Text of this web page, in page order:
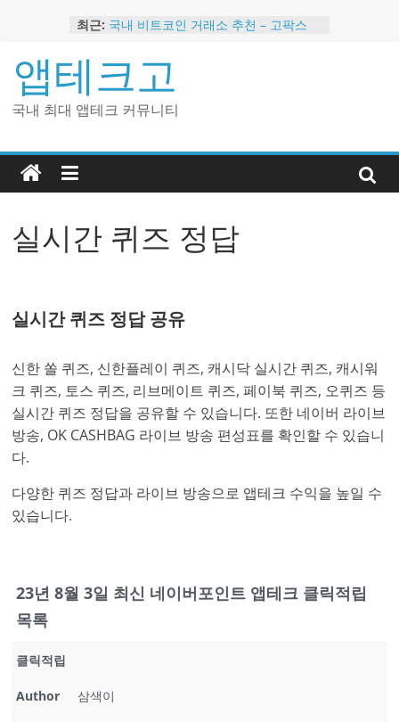
content
최근: 국내 비트코인 거래소 추천 – 고팍스
트
2024 강력히 추천하는 은행 멤버십 현
금 앱테크
해외 코인 거래소 추천 순위 BEST 2
앱테크고
국내 최대 앱테크 커뮤니티
실시간 퀴즈 정답
실시간 퀴즈 정답 공유
신한 쏠 퀴즈, 신한플레이 퀴즈, 캐시닥 실시간 퀴즈, 캐시워
크 퀴즈, 토스 퀴즈, 리브메이트 퀴즈, 페이북 퀴즈, 오퀴즈 등
실시간 퀴즈 정답을 공유할 수 있습니다. 또한 네이버 라이브
방송, OK CASHBAG 라이브 방송 편성표를 확인할 수 있습니
다.
다양한 퀴즈 정답과 라이브 방송으로 앱테크 수익을 높일 수
있습니다.
23년 8월 3일 최신 네이버포인트 앱테크 클릭적립
목록
클릭적립
Author 삼색이